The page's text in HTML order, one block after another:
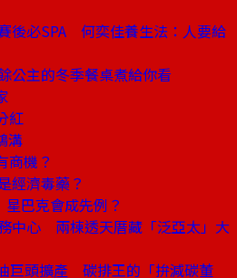
後必SPA 何奕佳養生法：人要給
公主的冬季餐桌煮給你看
紅
溝
商機？
經濟毒藥？
巴克會成先例？
中心 兩棟透天厝藏「泛亞太」大
巨頭擴產 碳排王的「拚減碳董